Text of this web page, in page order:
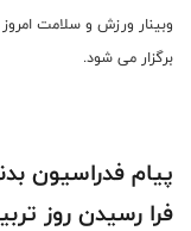
وبینار ورزش و سلامت
برگزار می شود.
پیام فدراسیون
فرا رسیدن روز